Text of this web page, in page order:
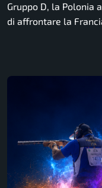
Gruppo D, la Polonia
di affrontare la